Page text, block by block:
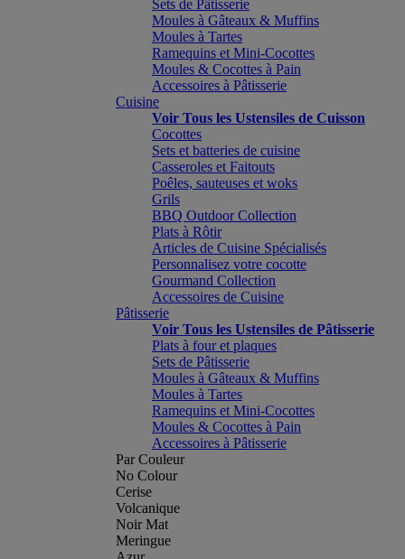
Sets de Pâtisserie
Moules à Gâteaux & Muffins
Moules à Tartes
Ramequins et Mini-Cocottes
Moules & Cocottes à Pain
Accessoires à Pâtisserie
Cuisine
Voir Tous les Ustensiles de Cuisson
Cocottes
Sets et batteries de cuisine
Casseroles et Faitouts
Poêles, sauteuses et woks
Grils
BBQ Outdoor Collection
Plats à Rôtir
Articles de Cuisine Spécialisés
Personnalisez votre cocotte
Gourmand Collection
Accessoires de Cuisine
Pâtisserie
Voir Tous les Ustensiles de Pâtisserie
Plats à four et plaques
Sets de Pâtisserie
Moules à Gâteaux & Muffins
Moules à Tartes
Ramequins et Mini-Cocottes
Moules & Cocottes à Pain
Accessoires à Pâtisserie
Par Couleur
No Colour
Cerise
Volcanique
Noir Mat
Meringue